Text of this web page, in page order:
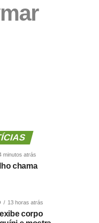
minutos atrás
chama
13 horas atrás
corpo